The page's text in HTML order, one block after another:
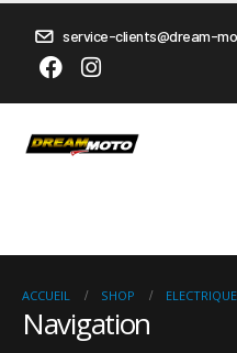
service-clients@dream-
ACCUEIL SHOP ELECTRIQUE
Navigation